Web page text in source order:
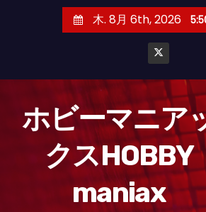
木. 8月 6th, 2026
ホビーマニア
クスHOBBY
maniax